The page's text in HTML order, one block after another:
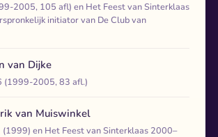
2005, 105 afl) en Het Feest van Sinterklaas
initiator van De Club van
van Dijke
(1999-2005, 83 afl.)
van Muiswinkel
(1999) en Het Feest van Sinterklaas 2000–